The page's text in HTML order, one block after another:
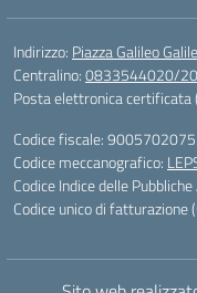
Indirizzo: Piazza Galileo
Centralino:0833544020/
Posta elettronica certificata
Codice fiscale:
Codice meccanografico:
Codice Indice delle
Codice unico di fatturazione